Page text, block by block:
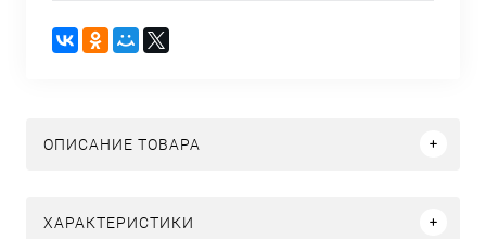
ОПИСАНИЕ ТОВАРА
ХАРАКТЕРИСТИКИ